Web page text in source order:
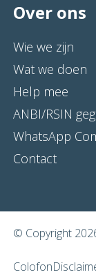
Over ons
Wie we zijn
Wat we doen
Help mee
ANBI/RSIN
WhatsApp
Contact
© Copyright
Colofon